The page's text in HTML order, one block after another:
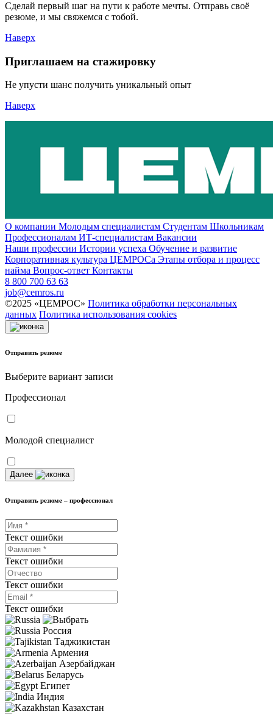
Сделай первый шаг на пути к работе мечты. Отправь своё
резюме, и мы свяжемся с тобой.
Наверх
Приглашаем на стажировку
Не упусти шанс получить уникальный опыт
Наверх
О компании Молодым специалистам Студентам Школьникам
Профессионалам ИТ-специалистам Вакансии
Наши профессии Истории успеха Обучение и развитие
Корпоративная культура ЦЕМРОСа Этапы отбора и процесс
найма Вопрос-ответ Контакты
8 800 700 63 63
job@cemros.ru
©2025 «ЦЕМРОС» Политика обработки персональных
данных Политика использования сookies
Отправить резюме
Выберите вариант записи
Профессионал
Молодой специалист
Далее
Отправить резюме – профессионал
Текст ошибки
Текст ошибки
Текст ошибки
Текст ошибки
Россия
Таджикистан
Армения
Азербайджан
Беларусь
Египет
Индия
Казахстан